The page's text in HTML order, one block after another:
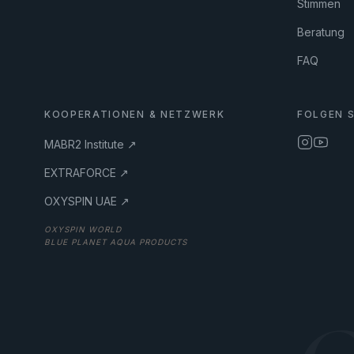
Stimmen
Beratung
FAQ
KOOPERATIONEN & NETZWERK
MABR2 Institute ↗
EXTRAFORCE ↗
OXYSPIN UAE ↗
OXYSPIN WORLD
BLUE PLANET AQUA PRODUCTS
FOLGEN